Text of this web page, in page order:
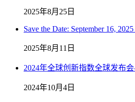
2025年8月25日
Save the Date: September 16,
2025年8月11日
2024年全球创新指数全球发布
2024年10月4日